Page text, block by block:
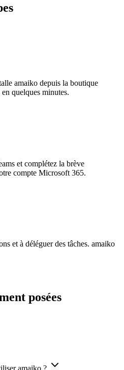
amaiko depuis la boutique
quelques minutes.
et complétez la brève
compte Microsoft 365.
et à déléguer des tâches. amaiko
posées